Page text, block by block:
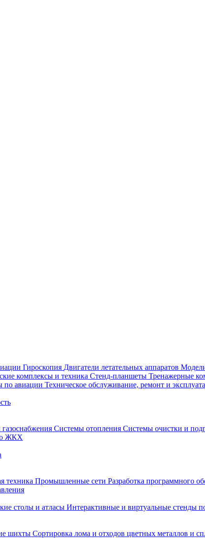
Гироскопия Двигатели летательных аппаратов
комплексы и техника Стенд-планшеты Тренажерные
по авиации Техническое обслуживание, ремонт и
Системы отопления Системы очистки и
ЖКХ
техника Промышленные сети Разработка программного
столы и атласы Интерактивные и виртуальные стенды
шихты Сортировка лома и отходов цветных металлов и